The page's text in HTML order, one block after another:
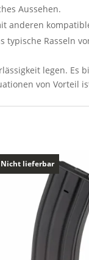
Aussehen.
anderen
Rasseln
legen. Es
von Vorteil
Nicht lieferbar